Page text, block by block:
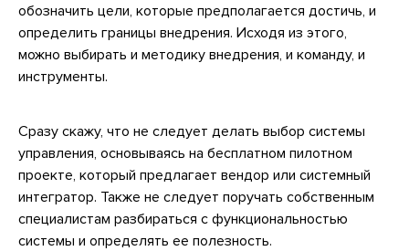
обозначить цели, которые предполагается достичь, и
определить границы внедрения. Исходя из этого,
можно выбирать и методику внедрения, и команду, и
инструменты.
Сразу скажу, что не следует делать выбор системы
управления, основываясь на бесплатном пилотном
проекте, который предлагает вендор или системный
интегратор. Также не следует поручать собственным
специалистам разбираться с функциональностью
системы и определять ее полезность.